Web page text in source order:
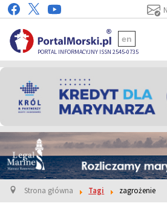
PORTAL INFORMACYJNY ISSN 2545-0735
en
Strona główna Tagi zagrożenie